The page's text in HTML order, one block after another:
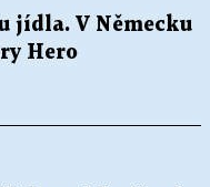
jídla. V Německu
Hero